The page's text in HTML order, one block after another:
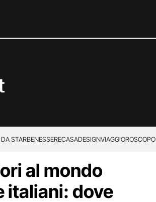
STARBENESSERECASADESIGNVIAGGIOROSCOPO
al mondo
italiani: dove